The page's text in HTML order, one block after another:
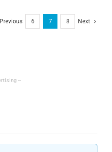
Previous 6 7 8 Next